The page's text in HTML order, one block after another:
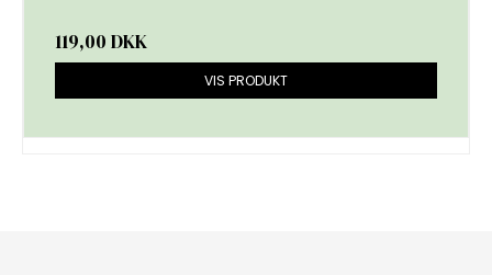
119,00 DKK
VIS PRODUKT